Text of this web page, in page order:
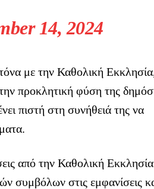
14, 2024
με την Καθολική
προκλητική φύση της
πιστή στη συνήθειά της να
από την Καθολική
συμβόλων στις εμφανίσεις